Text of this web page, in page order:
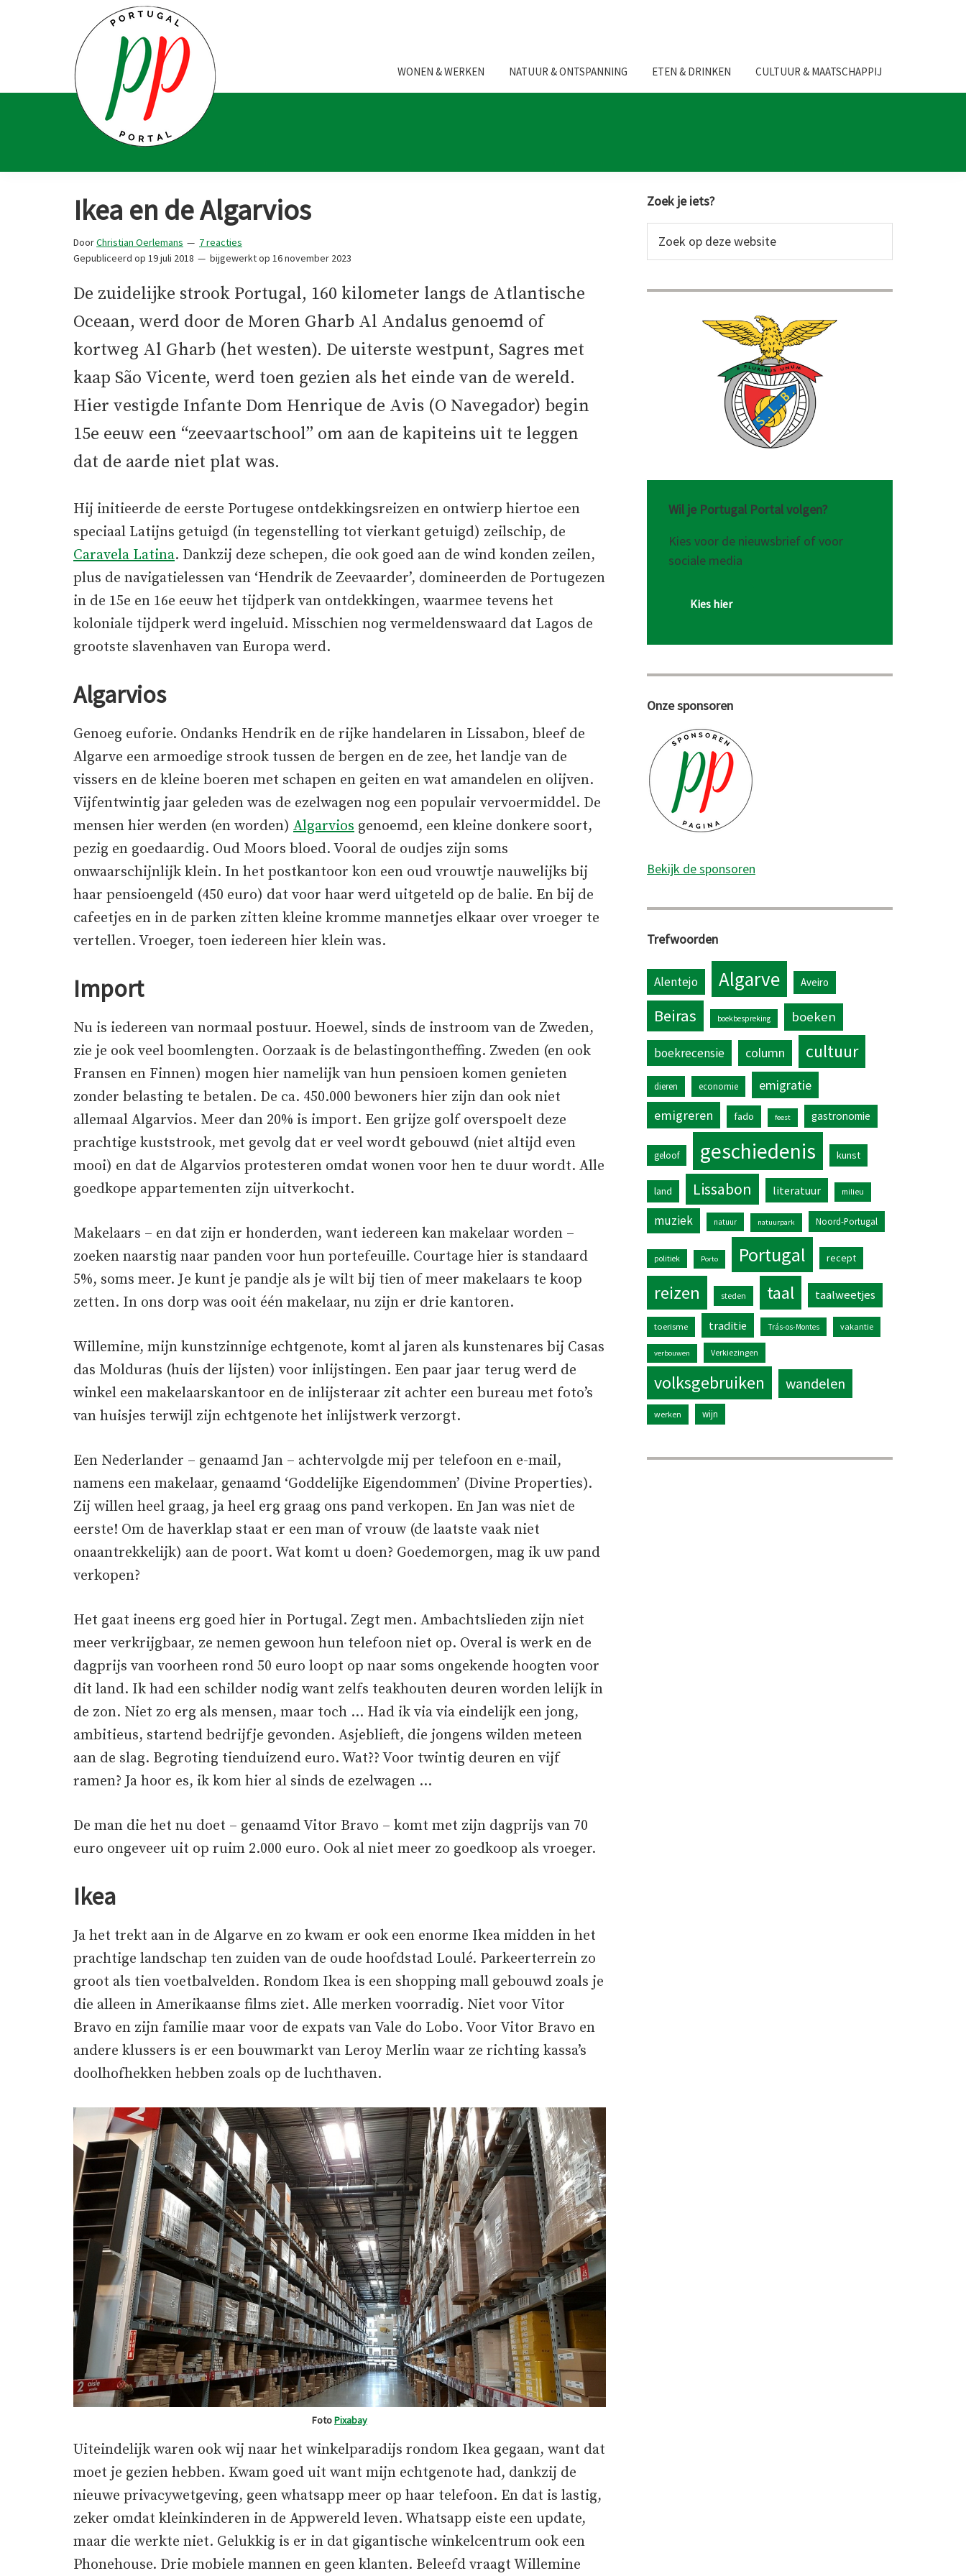
hoofdnavigatie
Portal
en
fanaten
WONEN & WERKEN NATUUR & ONTSPANNING ETEN & DRINKEN CULTUUR & MAATSCHAPPIJ
Ikea en de Algarvios
DoorChristian Oerlemans
7 reacties
Gepubliceerd op 19 juli 2018 bijgewerkt op 16 november 2023
De zuidelijke strook Portugal, 160 kilometer langs de Atlantische
Oceaan, werd door de Moren Gharb Al Andalus genoemd of
kortweg Al Gharb (het westen). De uiterste westpunt, Sagres met
kaap São Vicente, werd toen gezien als het einde van de wereld.
Hier vestigde Infante Dom Henrique de Avis (O Navegador) begin
15e eeuw een “zeevaartschool” om aan de kapiteins uit te leggen
dat de aarde niet plat was.
Hij initieerde de eerste Portugese ontdekkingsreizen en ontwierp hiertoe een
speciaal Latijns getuigd (in tegenstelling tot vierkant getuigd) zeilschip, de
Caravela Latina. Dankzij deze schepen, die ook goed aan de wind konden zeilen,
plus de navigatielessen van ‘Hendrik de Zeevaarder’, domineerden de Portugezen
in de 15e en 16e eeuw het tijdperk van ontdekkingen, waarmee tevens het
koloniale tijdperk werd ingeluid. Misschien nog vermeldenswaard dat Lagos de
grootste slavenhaven van Europa werd.
Algarvios
Genoeg euforie. Ondanks Hendrik en de rijke handelaren in Lissabon, bleef de
Algarve een armoedige strook tussen de bergen en de zee, het landje van de
vissers en de kleine boeren met schapen en geiten en wat amandelen en olijven.
Vijfentwintig jaar geleden was de ezelwagen nog een populair vervoermiddel. De
mensen hier werden (en worden) Algarvios genoemd, een kleine donkere soort,
pezig en goedaardig. Oud Moors bloed. Vooral de oudjes zijn soms
onwaarschijnlijk klein. In het postkantoor kon een oud vrouwtje nauwelijks bij
haar pensioengeld (450 euro) dat voor haar werd uitgeteld op de balie. En bij de
cafeetjes en in de parken zitten kleine kromme mannetjes elkaar over vroeger te
vertellen. Vroeger, toen iedereen hier klein was.
Import
Nu is iedereen van normaal postuur. Hoewel, sinds de instroom van de Zweden,
zie je ook veel boomlengten. Oorzaak is de belastingontheffing. Zweden (en ook
Fransen en Finnen) mogen hier namelijk van hun pensioen komen genieten
zonder belasting te betalen. De ca. 450.000 bewoners hier zijn dan ook niet
allemaal Algarvios. Meer dan 20% is import. Een grijze golf overspoelt deze
prachtige kuststrook, met gevolg dat er veel wordt gebouwd (niet altijd even
mooi) en dat de Algarvios protesteren omdat wonen voor hen te duur wordt. Alle
goedkope appartementen zijn uitverkocht.
Makelaars – en dat zijn er honderden, want iedereen kan makelaar worden –
zoeken naarstig naar panden voor hun portefeuille. Courtage hier is standaard
5%, soms meer. Je kunt je pandje als je wilt bij tien of meer makelaars te koop
zetten. In ons dorp was ooit één makelaar, nu zijn er drie kantoren.
Willemine, mijn kunstzinnige echtgenote, komt al jaren als kunstenares bij Casas
das Molduras (huis der lijsten) voor inlijstingen. Een paar jaar terug werd de
winkel een makelaarskantoor en de inlijsteraar zit achter een bureau met foto’s
van huisjes terwijl zijn echtgenote het inlijstwerk verzorgt.
Een Nederlander – genaamd Jan – achtervolgde mij per telefoon en e-mail,
namens een makelaar, genaamd ‘Goddelijke Eigendommen’ (Divine Properties).
Zij willen heel graag, ja heel erg graag ons pand verkopen. En Jan was niet de
eerste! Om de haverklap staat er een man of vrouw (de laatste vaak niet
onaantrekkelijk) aan de poort. Wat komt u doen? Goedemorgen, mag ik uw pand
verkopen?
Het gaat ineens erg goed hier in Portugal. Zegt men. Ambachtslieden zijn niet
meer verkrijgbaar, ze nemen gewoon hun telefoon niet op. Overal is werk en de
dagprijs van voorheen rond 50 euro loopt op naar soms ongekende hoogten voor
dit land. Ik had een schilder nodig want zelfs teakhouten deuren worden lelijk in
de zon. Niet zo erg als mensen, maar toch … Had ik via via eindelijk een jong,
ambitieus, startend bedrijfje gevonden. Asjeblieft, die jongens wilden meteen
aan de slag. Begroting tienduizend euro. Wat?? Voor twintig deuren en vijf
ramen? Ja hoor es, ik kom hier al sinds de ezelwagen …
De man die het nu doet – genaamd Vitor Bravo – komt met zijn dagprijs van 70
euro ongeveer uit op ruim 2.000 euro. Ook al niet meer zo goedkoop als vroeger.
Ikea
Ja het trekt aan in de Algarve en zo kwam er ook een enorme Ikea midden in het
prachtige landschap ten zuiden van de oude hoofdstad Loulé. Parkeerterrein zo
groot als tien voetbalvelden. Rondom Ikea is een shopping mall gebouwd zoals je
die alleen in Amerikaanse films ziet. Alle merken voorradig. Niet voor Vitor
Bravo en zijn familie maar voor de expats van Vale do Lobo. Voor Vitor Bravo en
andere klussers is er een bouwmarkt van Leroy Merlin waar ze richting kassa’s
doolhofhekken hebben zoals op de luchthaven.
FotoPixabay
Uiteindelijk waren ook wij naar het winkelparadijs rondom Ikea gegaan, want dat
moet je gezien hebben. Kwam goed uit want mijn echtgenote had, dankzij de
nieuwe privacywetgeving, geen whatsapp meer op haar telefoon. En dat is lastig,
zeker omdat kleinkinderen in de Appwereld leven. Whatsapp eiste een update,
maar die werkte niet. Gelukkig is er in dat gigantische winkelcentrum ook een
Phonehouse. Drie mobiele mannen en geen klanten. Beleefd vraagt Willemine
Primaire
Sidebar
Zoek je iets?
op
website
Wil je Portugal Portal volgen?
Kies voor de nieuwsbrief of voor
sociale media
Kies hier
Onze sponsoren
Bekijk de sponsoren
Trefwoorden
Alentejo Algarve Aveiro
Beiras boekbespreking boeken
boekrecensie column cultuur
dieren economie
emigratie
emigreren
fado feest gastronomie
geloof geschiedenis kunst
land Lissabon literatuur milieu
muziek natuur natuurpark Noord-Portugal
politiek Porto Portugal recept
reizen steden taal taalweetjes
toerisme traditie Trás-os-Montes vakantie
verbouwen Verkiezingen
volksgebruiken wandelen
werken wijn